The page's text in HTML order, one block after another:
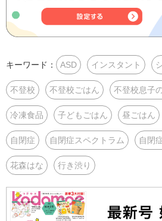
キーワード： ASD インスタント
不登校 不登校ごはん 不登校息子
冷凍食品 子どもごはん 昼ごはん
自閉症 自閉症スペクトラム 自閉
花森はな 行き渋り